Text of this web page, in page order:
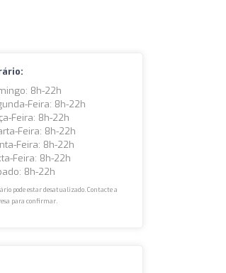
8h-22h
Feira: 8h-22h
Feira: 8h-22h
Feira: 8h-22h
Feira: 8h-22h
Feira: 8h-22h
8h-22h
pode estar desatualizado. Contacte a
para confirmar.